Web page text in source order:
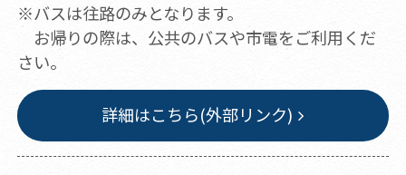
※バスは往路のみとなります。
お帰りの際は、公共のバスや市電をご利用くだ
さい。
詳細はこちら(外部リンク)